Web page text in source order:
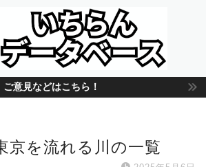
ご意見などはこちら！
京を流れる川の一覧